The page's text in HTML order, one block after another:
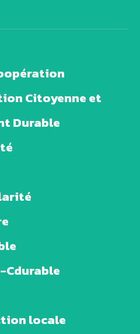
Citoyenne et
Durable
Cdurable
locale